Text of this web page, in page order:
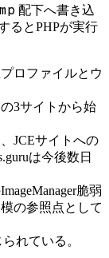
配下へ書き込
るとPHPが実行
ロファイルとウ
3サイトから始
JCEサイトへの
は今後数日
脆弱
の参照点として
れている。